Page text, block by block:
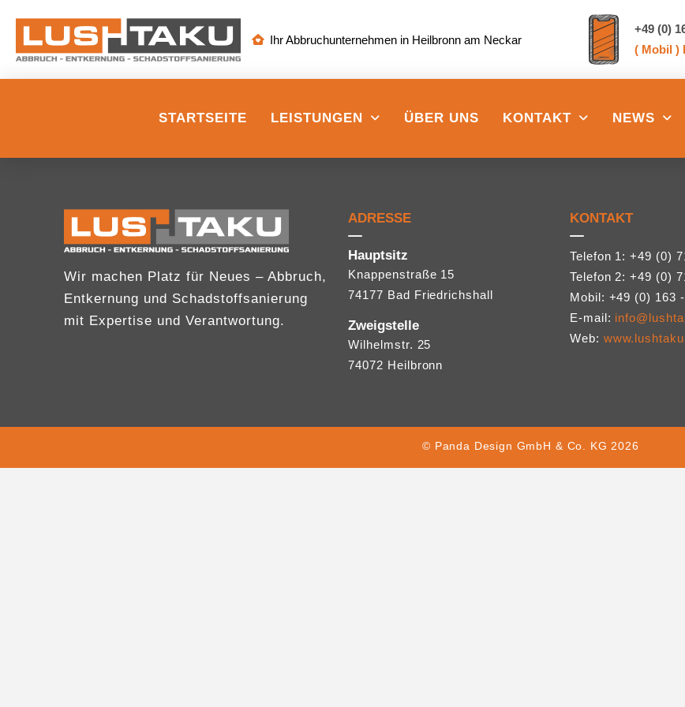
Ihr Abbruchunternehmen in Heilbronn am Neckar
+49 (0)
( Mobil )
STARTSEITE LEISTUNGEN ÜBER UNS KONTAKT NEWS
Wir machen Platz für Neues – Abbruch,
Entkernung und Schadstoffsanierung
mit Expertise und Verantwortung.
ADRESSE
Hauptsitz
Knappenstraße 15
74177 Bad Friedrichshall
Zweigstelle
Wilhelmstr. 25
74072 Heilbronn
KONTAKT
Telefon 1: +49 (0)
Telefon 2: +49 (0)
Mobil: +49 (0) 163
E-mail:
Web:
© Panda Design GmbH & Co. KG 2026